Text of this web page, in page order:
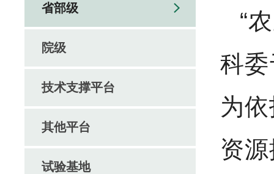
省部级
院级
技术支撑平台
其他平台
试验基地
“
科
为
资